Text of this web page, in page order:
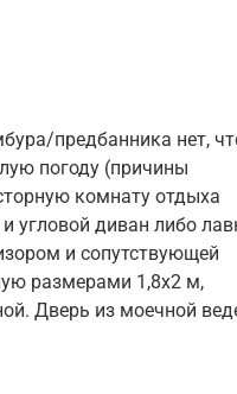
предбанника нет,
погоду (причины
комнату отдыха
угловой диван либо
и сопутствующей
размерами 1,8х2 м,
Дверь из моечной